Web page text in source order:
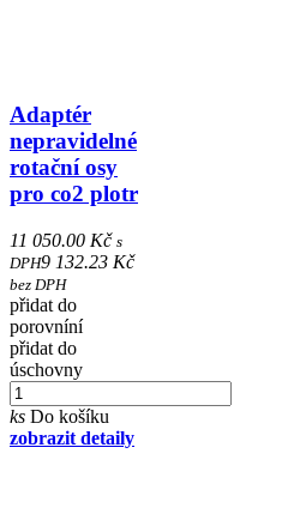
Adaptér
nepravidelné
rotační osy
pro co2 plotr
11 050.00 Kč s
DPH9 132.23 Kč
bez DPH
přidat do
porovníní
přidat do
úschovny
ks Do košíku
zobrazit detaily